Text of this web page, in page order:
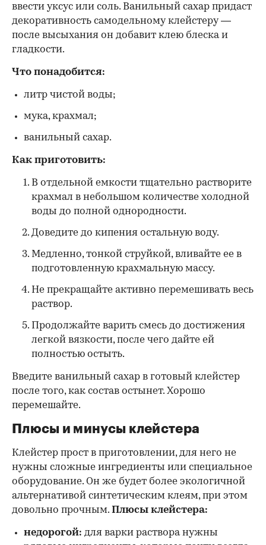
ввести уксус или соль. Ванильный сахар придаст
декоративность самодельному клейстеру —
после высыхания он добавит клею блеска и
гладкости.
Что понадобится:
литр чистой воды;
мука, крахмал;
ванильный сахар.
Как приготовить:
В отдельной емкости тщательно растворите
крахмал в небольшом количестве холодной
воды до полной однородности.
Доведите до кипения остальную воду.
Медленно, тонкой струйкой, вливайте ее в
подготовленную крахмальную массу.
Не прекращайте активно перемешивать весь
раствор.
Продолжайте варить смесь до достижения
легкой вязкости, после чего дайте ей
полностью остыть.
Введите ванильный сахар в готовый клейстер
после того, как состав остынет. Хорошо
перемешайте.
Плюсы и минусы клейстера
Клейстер прост в приготовлении, для него не
нужны сложные ингредиенты или специальное
оборудование. Он же будет более экологичной
альтернативой синтетическим клеям, при этом
довольно прочным. Плюсы клейстера:
недорогой: для варки раствора нужны